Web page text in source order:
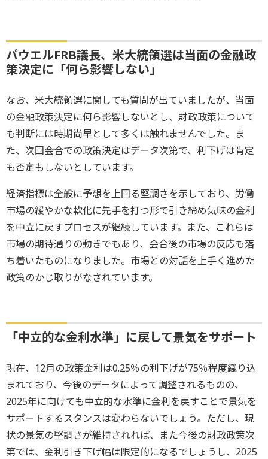
パウエルFRB議長、米大統領選は当面の金融政
策決定に「何ら影響しない」
なお、米大統領選に関しても質問が出ていましたが、当面
の金融政策決定に何ら影響しないとし、財政政策について
も判断には時期尚早として多くは触れませんでした。ま
た、次回会合での政策決定はデータ次第で、利下げは肯定
も否定もしないとしています。
経済指標は全般に予想を上回る堅調さを示しており、労働
市場の緩やかな軟化に先手を打つ形で引き締め気味の金利
を中立に戻すプロセスが継続しています。また、これらは
市場の期待通りの動きでもあり、会合後の市場の反応も落
ち着いたものになりました。市場との対話を上手く進めた
政策のかじ取りがなされています。
「中立的な金利水準」に戻して景気をサポート
現在、12月の政策金利は0.25％の利下げが75％程度織り込
まれており、今後のデータによって調整されるものの、
2025年に向けても中立的な水準に金利を戻すことで景気を
サポートするスタンスは変わらないでしょう。ただし、現
状の景気の堅調さが維持されれば、また今後の財政政策次
第では、金利引き下げ幅は限定的になるでしょうし、2025